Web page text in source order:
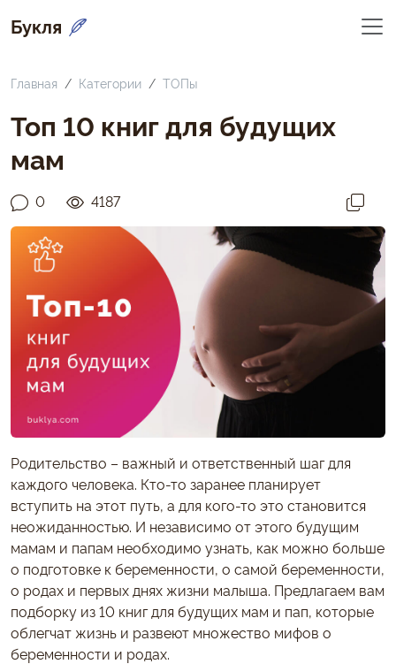
Букля
Главная Категории ТОПы
Топ 10 книг для будущих
мам
0 4187
Родительство – важный и ответственный шаг для
каждого человека. Кто-то заранее планирует
вступить на этот путь, а для кого-то это становится
неожиданностью. И независимо от этого будущим
мамам и папам необходимо узнать, как можно больше
о подготовке к беременности, о самой беременности,
о родах и первых днях жизни малыша. Предлагаем вам
подборку из 10 книг для будущих мам и пап, которые
облегчат жизнь и развеют множество мифов о
беременности и родах.